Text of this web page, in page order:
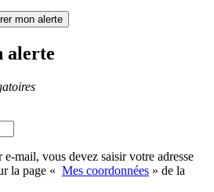
mon alerte
alerte
mail, vous devez saisir votre adresse
la page « Mes coordonnées » de la